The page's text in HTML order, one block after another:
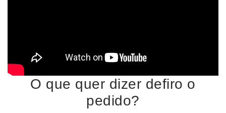
O que quer dizer defiro o
pedido?